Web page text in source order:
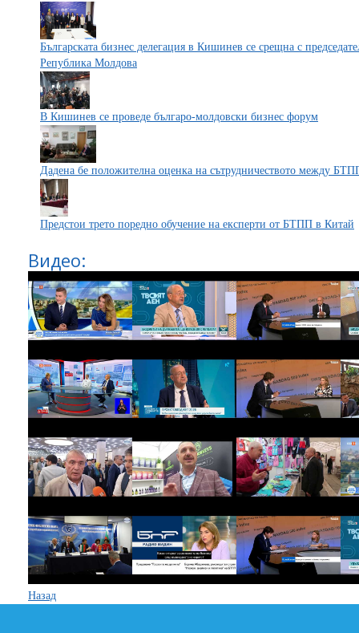
Българската бизнес делегация в Кишинев се срещна с
Република Молдова
В Кишинев се проведе българо-молдовски бизнес форум
Дадена бе положителна оценка на сътрудничеството между
Предстои трето поредно обучение на експерти от БТПП в Китай
Видео:
Назад